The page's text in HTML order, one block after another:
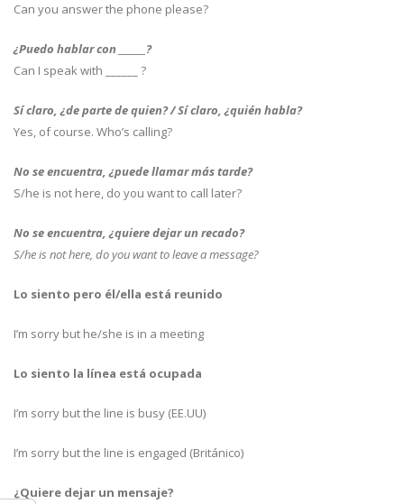
Can you answer the phone please?
¿Puedo hablar con ______?
Can I speak with ______ ?
Sí claro, ¿de parte de quien? / Sí claro, ¿quién habla?
Yes, of course. Who’s calling?
No se encuentra, ¿puede llamar más tarde?
S/he is not here, do you want to call later?
No se encuentra, ¿quiere dejar un recado?
S/he is not here, do you want to leave a message?
Lo siento pero él/ella está reunido
I’m sorry but he/she is in a meeting
Lo siento la línea está ocupada
I’m sorry but the line is busy (EE.UU)
I’m sorry but the line is engaged (Británico)
¿Quiere dejar un mensaje?